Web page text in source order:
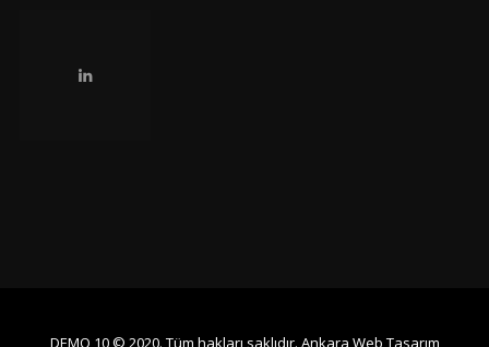
DEMO 10 © 2020. Tüm hakları saklıdır. Ankara Web Tasarım